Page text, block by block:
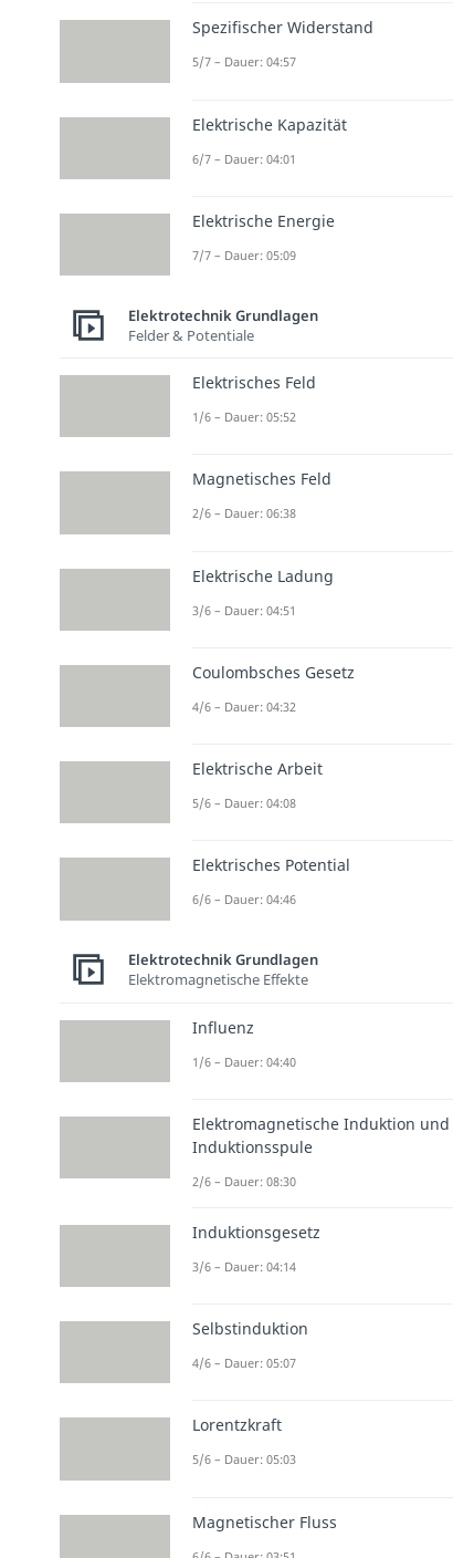
Spezifischer Widerstand
5/7 – Dauer: 04:57
Elektrische Kapazität
6/7 – Dauer: 04:01
Elektrische Energie
7/7 – Dauer: 05:09
Elektrotechnik Grundlagen
Felder & Potentiale
Elektrisches Feld
1/6 – Dauer: 05:52
Magnetisches Feld
2/6 – Dauer: 06:38
Elektrische Ladung
3/6 – Dauer: 04:51
Coulombsches Gesetz
4/6 – Dauer: 04:32
Elektrische Arbeit
5/6 – Dauer: 04:08
Elektrisches Potential
6/6 – Dauer: 04:46
Elektrotechnik Grundlagen
Elektromagnetische Effekte
Influenz
1/6 – Dauer: 04:40
Elektromagnetische Induktion und
Induktionsspule
2/6 – Dauer: 08:30
Induktionsgesetz
3/6 – Dauer: 04:14
Selbstinduktion
4/6 – Dauer: 05:07
Lorentzkraft
5/6 – Dauer: 05:03
Magnetischer Fluss